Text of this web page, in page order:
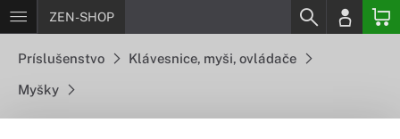
ZEN-SHOP
Príslušenstvo Klávesnice, myši, ovládače
Myšky